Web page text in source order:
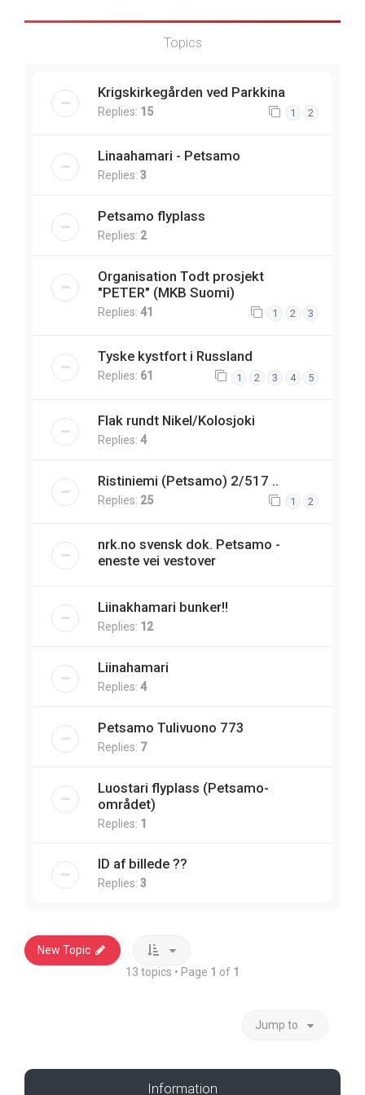
Topics
Krigskirkegården ved Parkkina
Replies: 15 1 2
Linaahamari - Petsamo
Replies: 3
Petsamo flyplass
Replies: 2
Organisation Todt prosjekt
"PETER" (MKB Suomi)
Replies: 41 1 2 3
Tyske kystfort i Russland
Replies: 61 1 2 3 4 5
Flak rundt Nikel/Kolosjoki
Replies: 4
Ristiniemi (Petsamo) 2/517 ..
Replies: 25 1 2
nrk.no svensk dok. Petsamo -
eneste vei vestover
Liinakhamari bunker!!
Replies: 12
Liinahamari
Replies: 4
Petsamo Tulivuono 773
Replies: 7
Luostari flyplass (Petsamo-
området)
Replies: 1
ID af billede ??
Replies: 3
New Topic
13 topics • Page 1 of 1
Jump to
Information